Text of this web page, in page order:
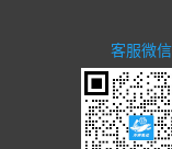
客服微信